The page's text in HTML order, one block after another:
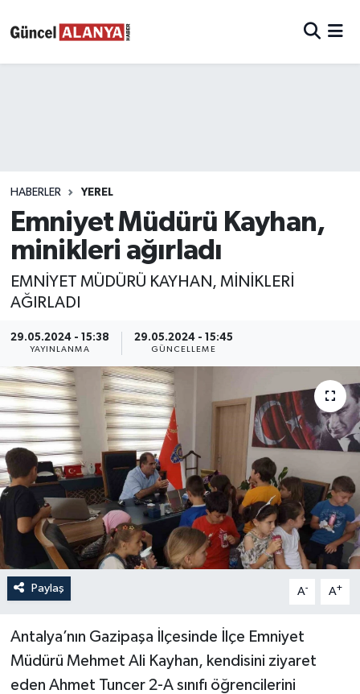
HABERLER YEREL
Emniyet Müdürü Kayhan,
minikleri ağırladı
EMNİYET MÜDÜRÜ KAYHAN, MİNİKLERİ
AĞIRLADI
29.05.2024 - 15:38
YAYINLANMA
29.05.2024 - 15:45
GÜNCELLEME
Paylaş A- A+
Antalya’nın Gazipaşa İlçesinde İlçe Emniyet
Müdürü Mehmet Ali Kayhan, kendisini ziyaret
eden Ahmet Tuncer 2-A sınıfı öğrencilerini